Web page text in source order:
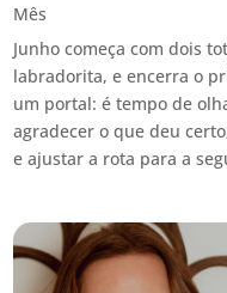
Mês
Junho começa com dois
labradorita, e encerra o
um portal: é tempo de
agradecer o que deu
e ajustar a rota para a